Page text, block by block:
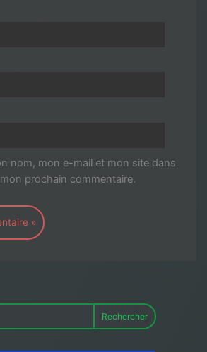
nom, mon e-mail et mon site dans
prochain commentaire.
Rechercher